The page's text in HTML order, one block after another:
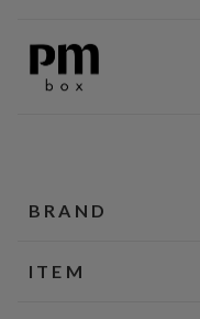
BRAND
ITEM